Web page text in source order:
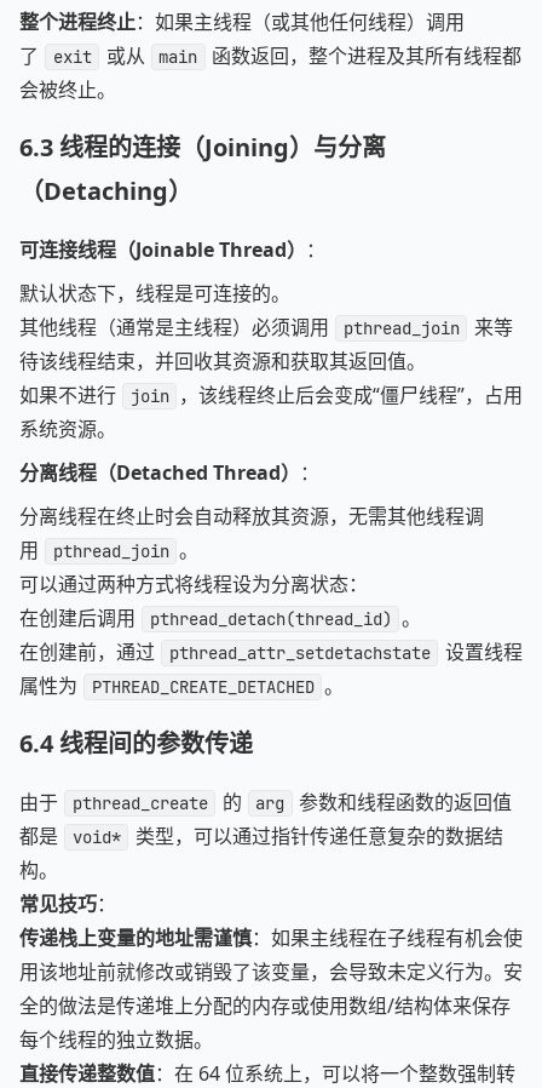
整个进程终止：如果主线程（或其他任何线程）调用
了
exit 或从 main
函数返回，整个进程及其所有线程都
会被终止。
6.3 线程的连接（Joining）与分离
（Detaching）
可连接线程（Joinable Thread） ：
默认状态下，线程是可连接的。
其他线程（通常是主线程）必须调用
pthread_join
来等
待该线程结束，并回收其资源和获取其返回值。
如果不进行
join ，该线程终止后会变成“僵尸线程”，占用
系统资源。
分离线程（Detached Thread） ：
分离线程在终止时会自动释放其资源，无需其他线程调
用
pthread_join 。
可以通过两种方式将线程设为分离状态：
在创建后调用
pthread_detach(thread_id) 。
在创建前，通过
pthread_attr_setdetachstate
设置线程
属性为
PTHREAD_CREATE_DETACHED 。
6.4 线程间的参数传递
由于 pthread_create 的 arg
参数和线程函数的返回值
都是
void*
类型，可以通过指针传递任意复杂的数据结
构。
常见技巧：
传递栈上变量的地址需谨慎：如果主线程在子线程有机会使
用该地址前就修改或销毁了该变量，会导致未定义行为。安
全的做法是传递堆上分配的内存或使用数组/结构体来保存
每个线程的独立数据。
直接传递整数值：在 64 位系统上，可以将一个整数强制转